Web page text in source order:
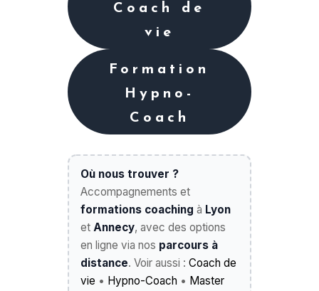
Coach de
vie
Formation
Hypno-
Coach
Où nous trouver ?
Accompagnements et
formations coaching à Lyon
et Annecy, avec des options
en ligne via nos parcours à
distance. Voir aussi : Coach de
vie • Hypno-Coach • Master